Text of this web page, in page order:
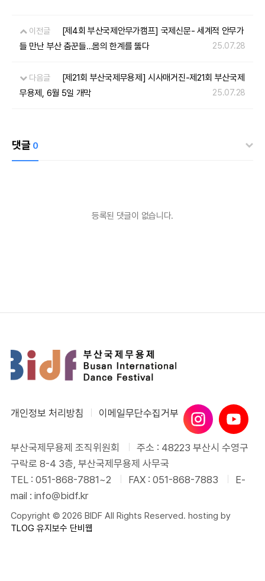
이전글
[제4회 부산국제안무가캠프] 국제신문- 세계적 안무가
들 만난 부산 춤꾼들…몸의 한계를 뚫다
25.07.28
다음글
[제21회 부산국제무용제] 시사매거진-제21회 부산국제
무용제, 6월 5일 개막
25.07.28
댓글 0
등록된 댓글이 없습니다.
개인정보 처리방침 이메일무단수집거부
부산국제무용제 조직위원회
주소 : 48223 부산시 수영구
구락로 8-4 3층, 부산국제무용제 사무국
TEL : 051-868-7881~2
FAX : 051-868-7883
E-
mail : info@bidf.kr
Copyright © 2026 BIDF All Rights Reserved. hosting by
TLOG 유지보수 단비웹